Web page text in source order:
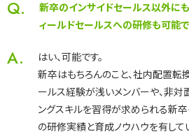
Q.
新卒のインサイドセールス以外に
ィールドセールスへの研修も可能
A.
はい、可能です。
新卒はもちろんのこと、社内配置転
ールス経験が浅いメンバーや、非対
ングスキルを習得が求められる新卒
の研修実績と育成ノウハウを有して